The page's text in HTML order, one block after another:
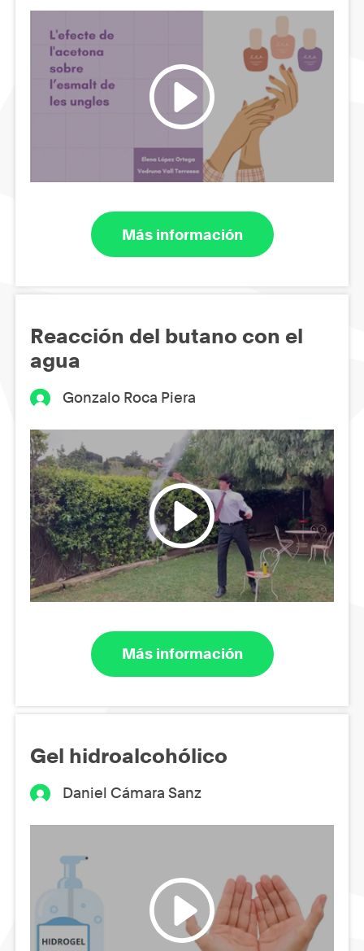
Más información
Reacción del butano con el
agua
Gonzalo Roca Piera
Más información
Gel hidroalcohólico
Daniel Cámara Sanz